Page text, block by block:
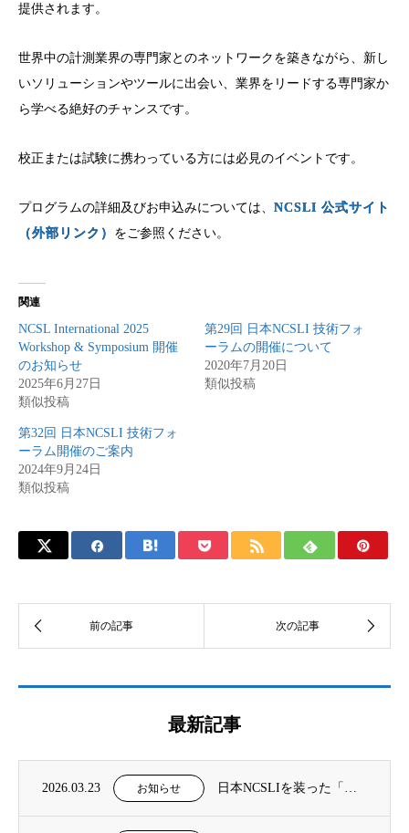
提供されます。
世界中の計測業界の専門家とのネットワークを築きながら、新し
いソリューションやツールに出会い、業界をリードする専門家か
ら学べる絶好のチャンスです。
校正または試験に携わっている方には必見のイベントです。
プログラムの詳細及びお申込みについては、 NCSLI 公式サイト
（外部リンク） をご参照ください。
関連
NCSL International 2025
Workshop & Symposium 開催
のお知らせ
2025年6月27日
類似投稿
第29回 日本NCSLI 技術フォ
ーラムの開催について
2020年7月20日
類似投稿
第32回 日本NCSLI 技術フォ
ーラム開催のご案内
2024年9月24日
類似投稿
最新記事
2026.03.23 お知らせ